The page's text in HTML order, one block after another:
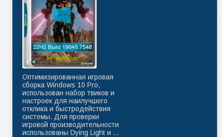
Оптимизированная игровая
сборка Windows 10 Pro,
использован набор твиков и
настроек для наилучшего
отклика и быстродействия
системы. Для проверки
игровой производительности
использованы Dying Light и ...